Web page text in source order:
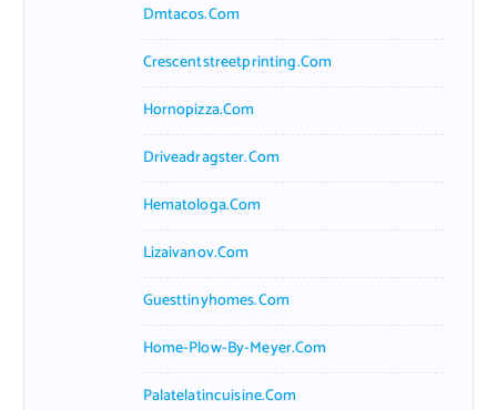
Dmtacos.com
Crescentstreetprinting.com
Hornopizza.com
Driveadragster.com
Hematologa.com
Lizaivanov.com
Guesttinyhomes.com
Home-Plow-By-Meyer.com
Palatelatincuisine.com